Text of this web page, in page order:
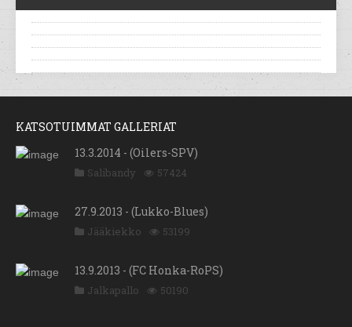
KATSOTUIMMAT GALLERIAT
13.3.2014 - (Oilers-SPV)
Salibandy 57424
27.9.2013 - (Lukko-Blues)
Jääkiekko 53199
13.9.2013 - (FC Honka-RoPS)
Jalkapallo 50190